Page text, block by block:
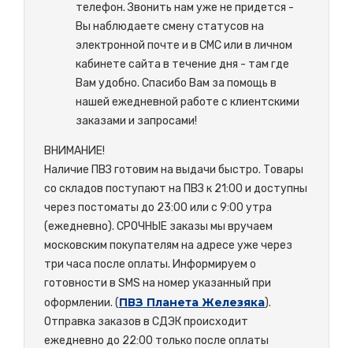
телефон. Звонить нам уже не придется -
Вы наблюдаете смену статусов на
электронной почте и в СМС или в личном
кабинете сайта в течение дня - там где
Вам удобно. Спасибо Вам за помощь в
нашей ежедневной работе с клиентскими
заказами и запросами!
ВНИМАНИЕ!
Наличие ПВЗ готовим на выдачи быстро. Товары
со складов поступают на ПВЗ к 21:00 и доступны
через постоматы до 23:00 или с 9:00 утра
(ежедневно). СРОЧНЫЕ заказы мы вручаем
московским покупателям на адресе уже через
три часа после оплаты. Информируем о
готовности в SMS на номер указанный при
оформлении. (ПВЗ Планета Железяка).
Отправка заказов в СДЭК происходит
ежедневно до 22:00 только после оплаты